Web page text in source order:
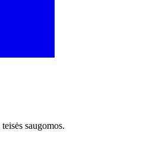
saugomos.